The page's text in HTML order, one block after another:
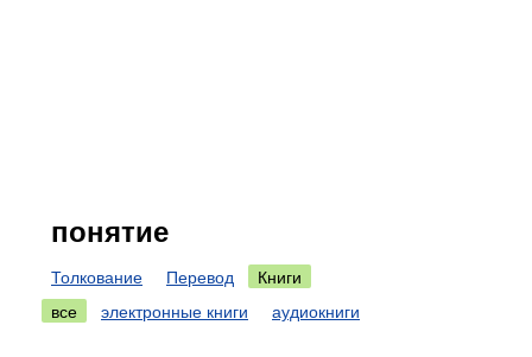
понятие
Толкование Перевод
Книги
все
электронные книги аудиокниги